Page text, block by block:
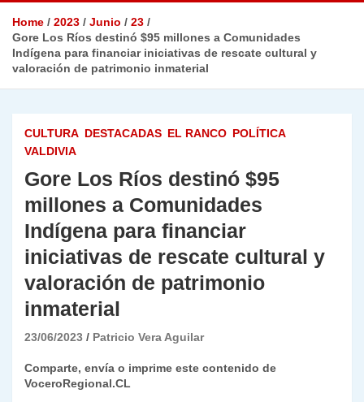
Home 2023 Junio
23
Gore Los Ríos destinó $95 millones a Comunidades
Indígena para financiar iniciativas de rescate cultural y
valoración de patrimonio inmaterial
CULTURA DESTACADAS EL RANCO POLÍTICA
VALDIVIA
Gore Los Ríos destinó $95
millones a Comunidades
Indígena para financiar
iniciativas de rescate cultural y
valoración de patrimonio
inmaterial
23/06/2023 Patricio Vera Aguilar
Comparte, envía o imprime este contenido de
VoceroRegional.CL